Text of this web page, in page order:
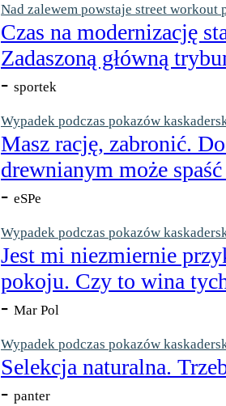
Nad zalewem powstaje street workout
Czas na modernizację
Zadaszoną główną
- sportek
Wypadek podczas pokazów
Masz rację, zabronić.
drewnianym może
- eSPe
Wypadek podczas pokazów
Jest mi niezmiernie
pokoju. Czy to wina
- Mar Pol
Wypadek podczas pokazów
Selekcja naturalna.
- panter